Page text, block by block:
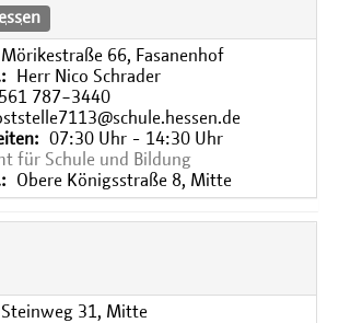
Mörikestraße 66, Fasanenhof
Herr Nico Schrader
787−3440
07:30 Uhr - 14:30 Uhr
für Schule und Bildung
Obere Königsstraße 8, Mitte
Steinweg 31, Mitte